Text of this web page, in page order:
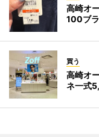
高崎オ
100ブ
買う
高崎オ
ネ一式